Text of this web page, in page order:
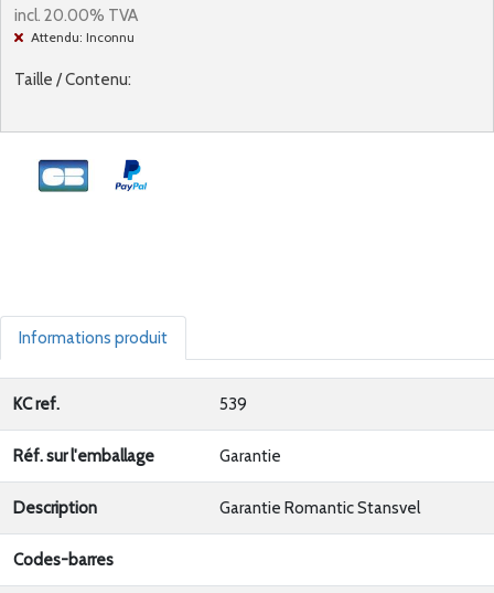
Taille / Contenu:
incl. 20.00% TVA
Attendu: Inconnu
Informations produit
KC ref. 539
Réf. sur l'emballage Garantie
Description Garantie Romantic Stansvel
Codes-barres